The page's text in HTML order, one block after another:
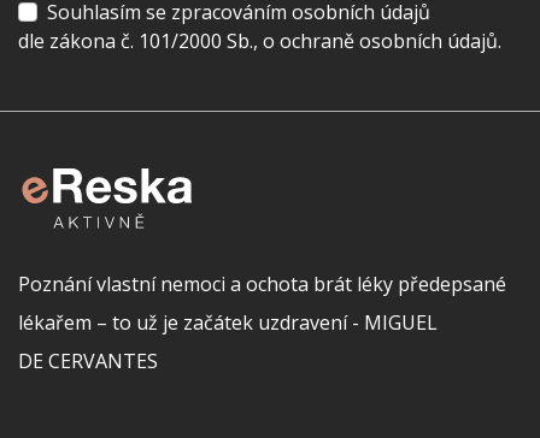
Souhlasím se zpracováním osobních údajů
dle zákona č. 101/2000 Sb., o ochraně osobních údajů.
Poznání vlastní nemoci a ochota brát léky předepsané
lékařem – to už je začátek uzdravení - MIGUEL
DE CERVANTES